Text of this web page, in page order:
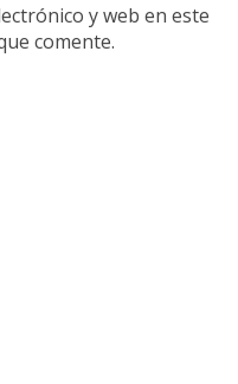
y web en este
comente.